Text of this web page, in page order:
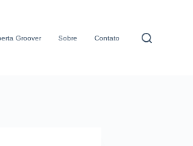
Groover Sobre Contato